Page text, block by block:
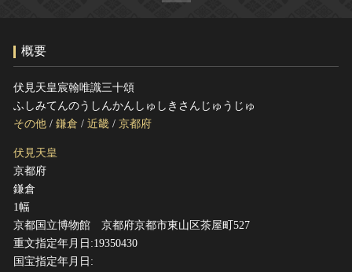
サイトのご意見はこちら
文化遺産データベース
概要
伏見天皇宸翰唯識三十頌
ふしみてんのうしんかんしゅしきさんじゅうじゅ
その他 / 鎌倉 / 近畿 / 京都府
伏見天皇
京都府
鎌倉
1幅
京都国立博物館 京都府京都市東山区茶屋町527
重文指定年月日:19350430
国宝指定年月日: